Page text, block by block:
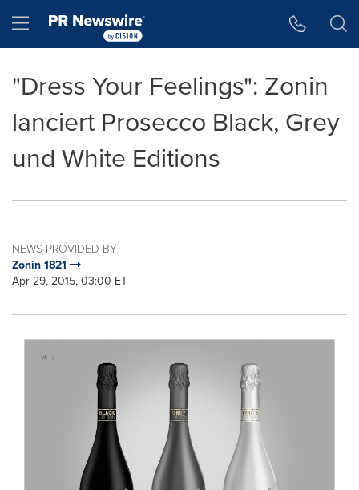
Hamburger menu
"Dress Your Feelings": Zonin
lanciert Prosecco Black, Grey
und White Editions
NEWS PROVIDED BY
Zonin 1821
Apr 29, 2015, 03:00 ET